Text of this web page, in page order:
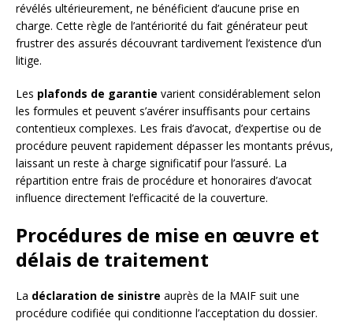
révélés ultérieurement, ne bénéficient d’aucune prise en
charge. Cette règle de l’antériorité du fait générateur peut
frustrer des assurés découvrant tardivement l’existence d’un
litige.
Les plafonds de garantie varient considérablement selon
les formules et peuvent s’avérer insuffisants pour certains
contentieux complexes. Les frais d’avocat, d’expertise ou de
procédure peuvent rapidement dépasser les montants prévus,
laissant un reste à charge significatif pour l’assuré. La
répartition entre frais de procédure et honoraires d’avocat
influence directement l’efficacité de la couverture.
Procédures de mise en œuvre et
délais de traitement
La déclaration de sinistre auprès de la MAIF suit une
procédure codifiée qui conditionne l’acceptation du dossier.